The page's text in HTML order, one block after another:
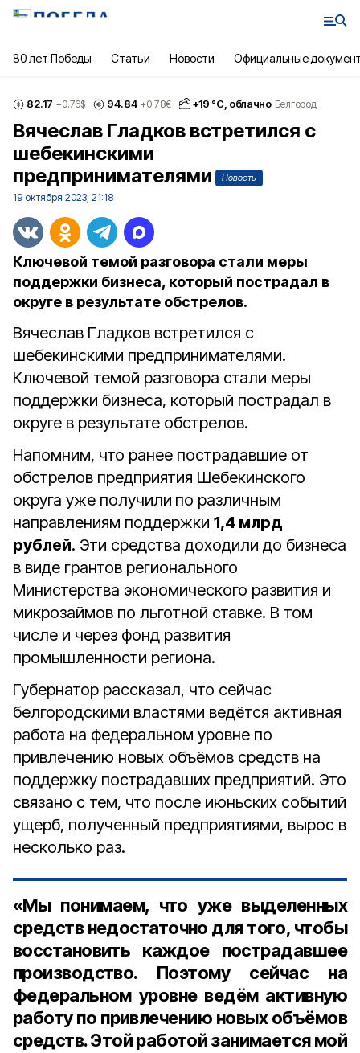
80 лет Победы Статьи Новости Официальные
82.17 +0.76$ 94.84 +0.78€ +19 °С, облачно Белгород
Вячеслав Гладков встретился с
шебекинскими
предпринимателями
Новость
19 октября 2023, 21:18
Ключевой темой разговора стали меры
поддержки бизнеса, который пострадал в
округе в результате обстрелов.
Вячеслав Гладков встретился с
шебекинскими предпринимателями.
Ключевой темой разговора стали меры
поддержки бизнеса, который пострадал в
округе в результате обстрелов.
Напомним, что ранее пострадавшие от
обстрелов предприятия Шебекинского
округа уже получили по различным
направлениям поддержки 1,4 млрд
рублей. Эти средства доходили до бизнеса
в виде грантов регионального
Министерства экономического развития и
микрозаймов по льготной ставке. В том
числе и через фонд развития
промышленности региона.
Губернатор рассказал, что сейчас
белгородскими властями ведётся активная
работа на федеральном уровне по
привлечению новых объёмов средств на
поддержку пострадавших предприятий. Это
связано с тем, что после июньских событий
ущерб, полученный предприятиями, вырос в
несколько раз.
«Мы понимаем, что уже выделенных
средств недостаточно для того, чтобы
восстановить каждое пострадавшее
производство. Поэтому сейчас на
федеральном уровне ведём активную
работу по привлечению новых объёмов
средств. Этой работой занимается мой